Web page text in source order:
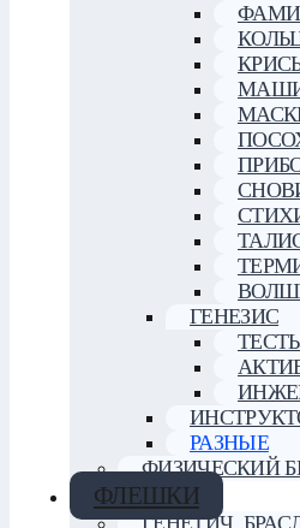
ГЕНЕЗИС
РАЗНЫЕ
ФИЗИЧЕСКИЙ
ФЛЕШКИ